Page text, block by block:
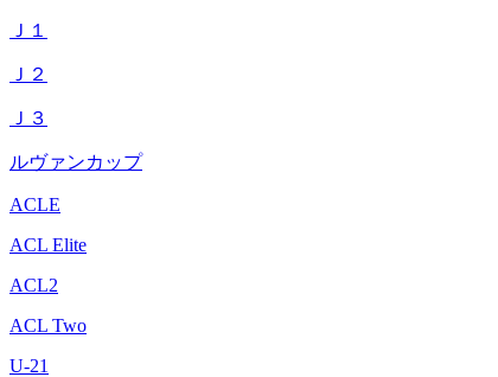
Ｊ１
Ｊ２
Ｊ３
ルヴァンカップ
ACLE
ACL Elite
ACL2
ACL Two
U-21